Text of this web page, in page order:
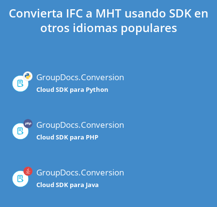
Convierta IFC a MHT usando SDK en
otros idiomas populares
GroupDocs.Conversion
Cloud SDK para Python
GroupDocs.Conversion
Cloud SDK para PHP
GroupDocs.Conversion
Cloud SDK para Java